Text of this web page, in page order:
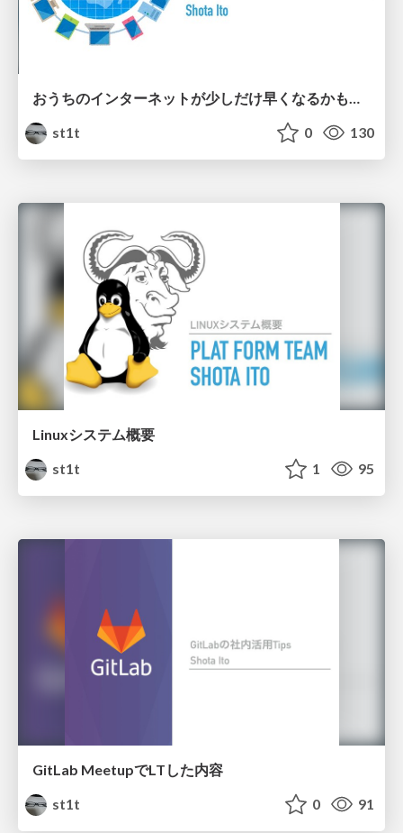
おうちのインターネットが少しだけ早くなるかもしれないおはなし
st1t
0 130
Linuxシステム概要
st1t
1 95
GitLab MeetupでLTした内容
st1t
0 91